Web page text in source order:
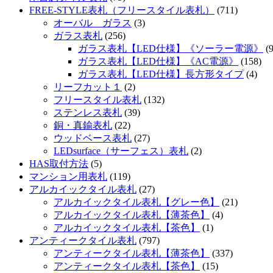
FREE-STYLE表札（フリースタイル表札）
(711)
オーバル ガラス (3)
ガラス表札 (256)
ガラス表札【LED仕様】《ソーラー電源》
ガラス表札【LED仕様】《AC電源》
(158)
ガラス表札【LED仕様】長方形タイプ(4)
リーフカット１
(2)
フリースタイル表札 (132)
ステンレス表札 (39)
銅・真鍮表札 (22)
ウッドベース表札 (27)
LEDsurface（サーフェス）表札 (2)
HAS取付方法 (5)
マンション用表札 (119)
アルカイックタイル表札 (27)
アルカイックタイル表札【グレー色】
(21)
アルカイックタイル表札【薄茶色】
(4)
アルカイックタイル表札【茶色】
(1)
アンティークタイル表札 (797)
アンティークタイル表札【薄茶色】
(337)
アンティークタイル表札【茶色】
(15)